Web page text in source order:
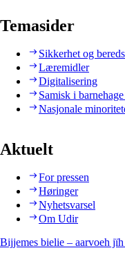
Temasider
Sikkerhet og
Læremidler
Digitalisering
Samisk i
Nasjonale
Aktuelt
For pressen
Høringer
Nyhetsvarsel
Om Udir
Bijjemes bielie – aarvoeh